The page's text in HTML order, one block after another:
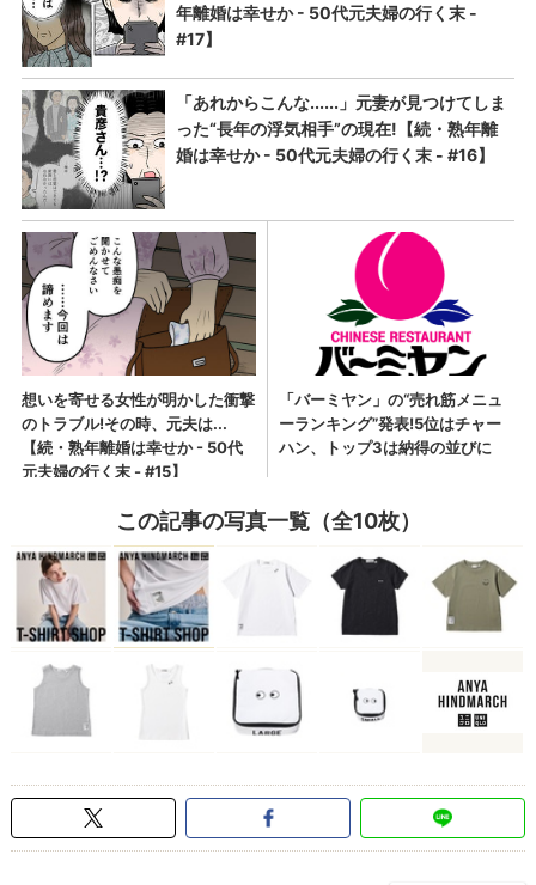
この記事の写真一覧（全10枚）